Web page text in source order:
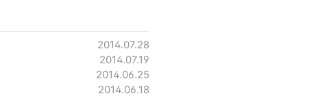
2014.07.28
2014.07.19
2014.06.25
2014.06.18